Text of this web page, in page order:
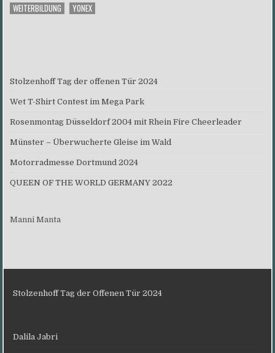
WEITERBILDUNG
YONEX
Stolzenhoff Tag der offenen Tür 2024
Wet T-Shirt Contest im Mega Park
Rosenmontag Düsseldorf 2004 mit Rhein Fire Cheerleader
Münster – Überwucherte Gleise im Wald
Motorradmesse Dortmund 2024
QUEEN OF THE WORLD GERMANY 2022
Manni Manta
Stolzenhoff Tag der Offenen Tür 2024
Dalila Jabri